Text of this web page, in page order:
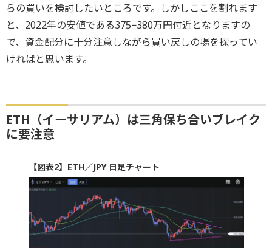
らの買いを検討したいところです。しかしここを割れます
と、2022年の安値である375−380万円付近となりますの
で、資金配分に十分注意しながら買い戻しの場を探ってい
ければと思います。
ETH（イーサリアム）は三角保ち合いブレイク
に要注意
【図表2】ETH／JPY 日足チャート